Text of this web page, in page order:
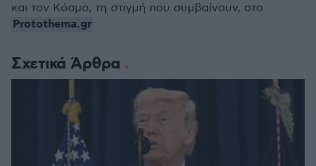
Σχετικά Άρθρα
και τον Κόσμο, τη στιγμή που συμβαίνουν, στο
Protothema.gr